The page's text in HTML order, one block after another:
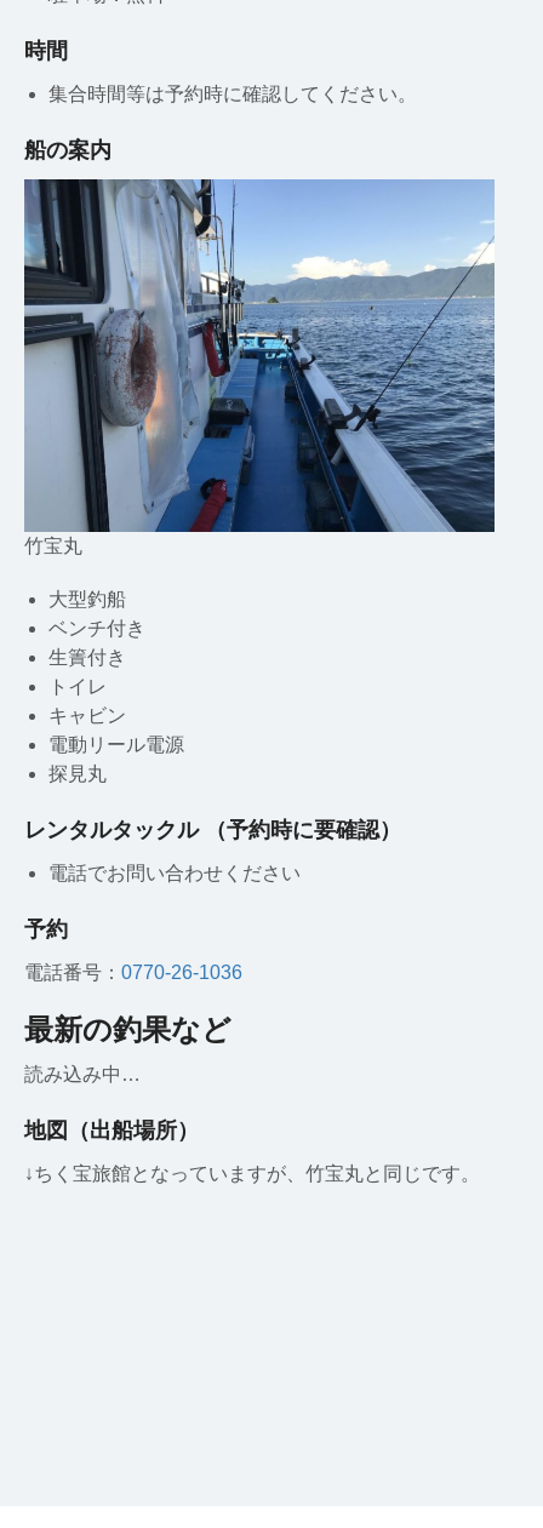
時間
集合時間等は予約時に確認してください。
船の案内
竹宝丸
大型釣船
ベンチ付き
生簀付き
トイレ
キャビン
電動リール電源
探見丸
レンタルタックル （予約時に要確認）
電話でお問い合わせください
予約
電話番号： 0770-26-1036
最新の釣果など
読み込み中…
地図（出船場所）
↓ちく宝旅館となっていますが、竹宝丸と同じです。